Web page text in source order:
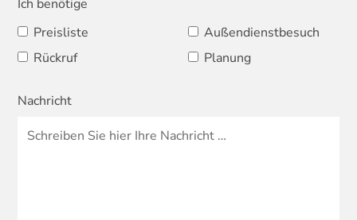
Ich benötige
Preisliste
Außendienstbesuch
Rückruf
Planung
Nachricht